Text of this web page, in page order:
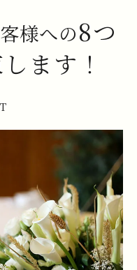
様への8つ
ます！